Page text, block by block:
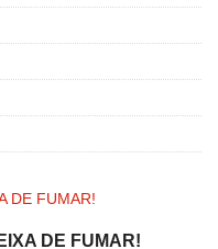
DE FUMAR!